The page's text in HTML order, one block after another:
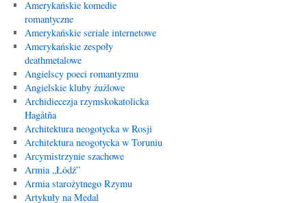
Amerykańskie komedie
romantyczne
Amerykańskie seriale internetowe
Amerykańskie zespoły
deathmetalowe
Angielscy poeci romantyzmu
Angielskie kluby żużlowe
Archidiecezja rzymskokatolicka
Hagåtña
Architektura neogotycka w Rosji
Architektura neogotycka w Toruniu
Arcymistrzynie szachowe
Armia „Łódź”
Armia starożytnego Rzymu
Artykuły na Medal